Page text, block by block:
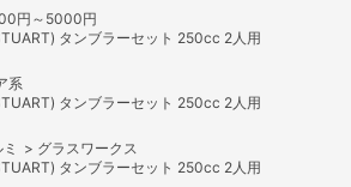
円～5000円
タンブラーセット 250cc 2人用
系
タンブラーセット 250cc 2人用
> グラスワークス
タンブラーセット 250cc 2人用